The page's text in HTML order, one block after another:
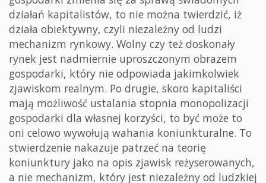
działań kapitalistów, to nie można twierdzić, iż
działa obiektywny, czyli niezależny od ludzi
mechanizm rynkowy. Wolny czy też doskonały
rynek jest nadmiernie uproszczonym obrazem
gospodarki, który nie odpowiada jakimkolwiek
zjawiskom realnym. Po drugie, skoro kapitaliści
mają możliwość ustalania stopnia monopolizacji
gospodarki dla własnej korzyści, to być może to
oni celowo wywołują wahania koniunkturalne. To
stwierdzenie nakazuje patrzeć na teorię
koniunktury jako na opis zjawisk reżyserowanych,
a nie mechanizm, który jest niezależny od ludzkiej